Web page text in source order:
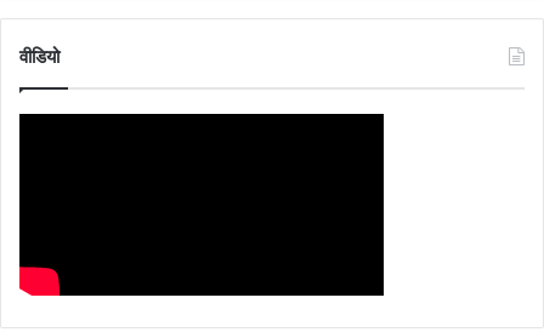
वीडियो